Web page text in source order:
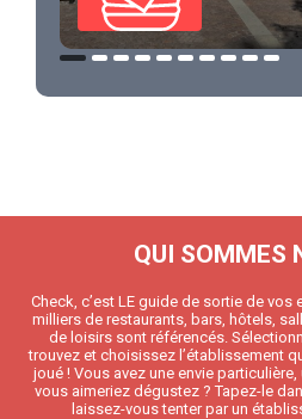
QUI SOMMES
Check, c’est LE guide de sortie de vos
milliers de restaurants, bars, hôtels,
de loisirs sont référencés.
trouvez et choisissez l’établissement
joué ! Vous avez une envie
vous aimeriez dégustez ? Tapez-le
laissez-vous tenter par un